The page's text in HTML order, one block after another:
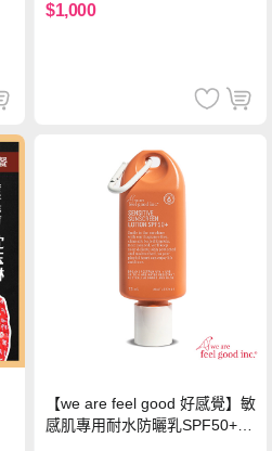
$1,000
【we are feel good 好感覺】敏
感肌專用耐水防曬乳SPF50+ 7